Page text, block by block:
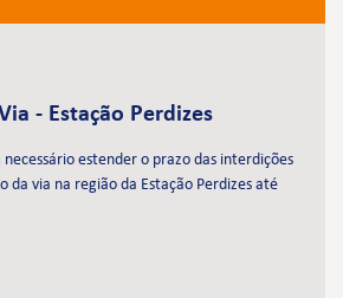
- Estação Perdizes
estender o prazo das interdições
da via na região da Estação Perdizes até